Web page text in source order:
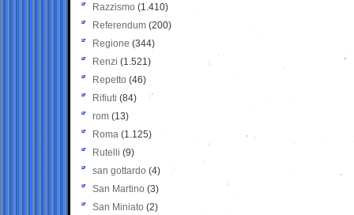
Razzismo (1.410)
Referendum (200)
Regione (344)
Renzi (1.521)
Repetto (46)
Rifiuti (84)
rom (13)
Roma (1.125)
Rutelli (9)
san gottardo (4)
San Martino (3)
San Miniato (2)